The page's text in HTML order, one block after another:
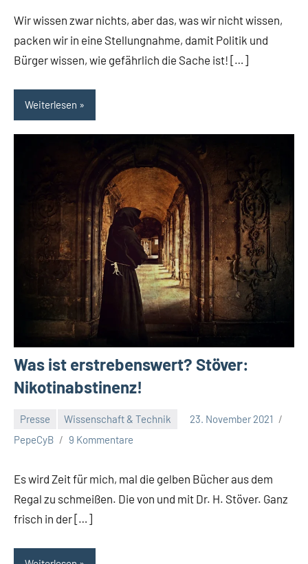
Wir wissen zwar nichts, aber das, was wir nicht wissen,
packen wir in eine Stellungnahme, damit Politik und
Bürger wissen, wie gefährlich die Sache ist! […]
Weiterlesen
Was ist erstrebenswert? Stöver:
Nikotinabstinenz!
Presse Wissenschaft & Technik
23. November 2021
PepeCyB
9 Kommentare
Es wird Zeit für mich, mal die gelben Bücher aus dem
Regal zu schmeißen. Die von und mit Dr. H. Stöver. Ganz
frisch in der […]